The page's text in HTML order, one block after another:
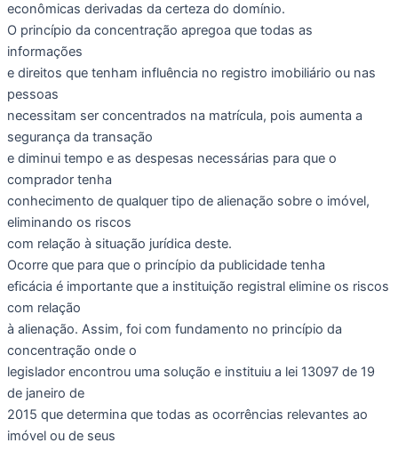
econômicas derivadas da certeza do domínio.
O princípio da concentração apregoa que todas as
informações
e direitos que tenham influência no registro imobiliário ou nas
pessoas
necessitam ser concentrados na matrícula, pois aumenta a
segurança da transação
e diminui tempo e as despesas necessárias para que o
comprador tenha
conhecimento de qualquer tipo de alienação sobre o imóvel,
eliminando os riscos
com relação à situação jurídica deste.
Ocorre que para que o princípio da publicidade tenha
eficácia é importante que a instituição registral elimine os riscos
com relação
à alienação. Assim, foi com fundamento no princípio da
concentração onde o
legislador encontrou uma solução e instituiu a lei 13097 de 19
de janeiro de
2015 que determina que todas as ocorrências relevantes ao
imóvel ou de seus